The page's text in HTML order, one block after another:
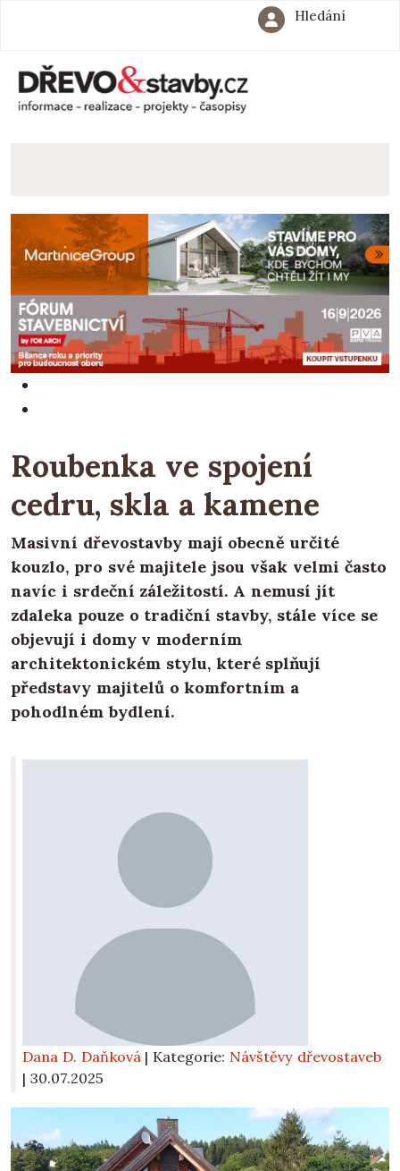
Hledání
Roubenka ve spojení
cedru, skla a kamene
Masivní dřevostavby mají obecně určité
kouzlo, pro své majitele jsou však velmi často
navíc i srdeční záležitostí. A nemusí jít
zdaleka pouze o tradiční stavby, stále více se
objevují i domy v moderním
architektonickém stylu, které splňují
představy majitelů o komfortním a
pohodlném bydlení.
Dana D. Daňková | Kategorie: Návštěvy dřevostaveb
| 30.07.2025